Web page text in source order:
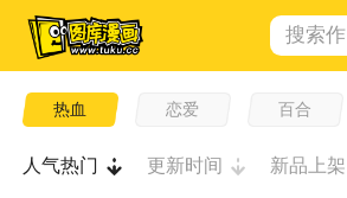
搜索作
品
热血 恋爱 百合
人气热门 更新时间 新品上架